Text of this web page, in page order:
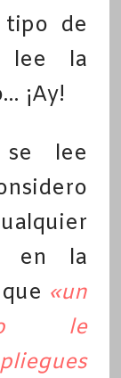
de
lee la
¡Ay!
se lee
en la
«un
le